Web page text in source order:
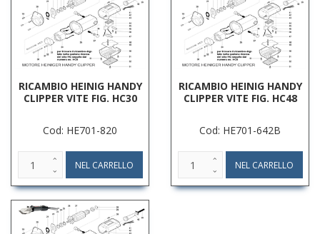
RICAMBIO HEINIG HANDY
CLIPPER VITE FIG. HC30
Cod: HE701-820
RICAMBIO HEINIG HANDY
CLIPPER VITE FIG. HC48
Cod: HE701-642B